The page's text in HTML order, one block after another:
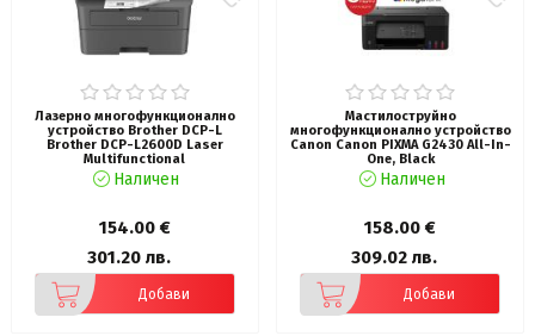
Лазерно многофункционално
устройство Brother DCP-L
Brother DCP-L2600D Laser
Multifunctional
Наличен
154.00 €
301.20 лв.
Добави
Мастилоструйно
многофункционално устройство
Canon Canon PIXMA G2430 All-In-
One, Black
Наличен
158.00 €
309.02 лв.
Добави